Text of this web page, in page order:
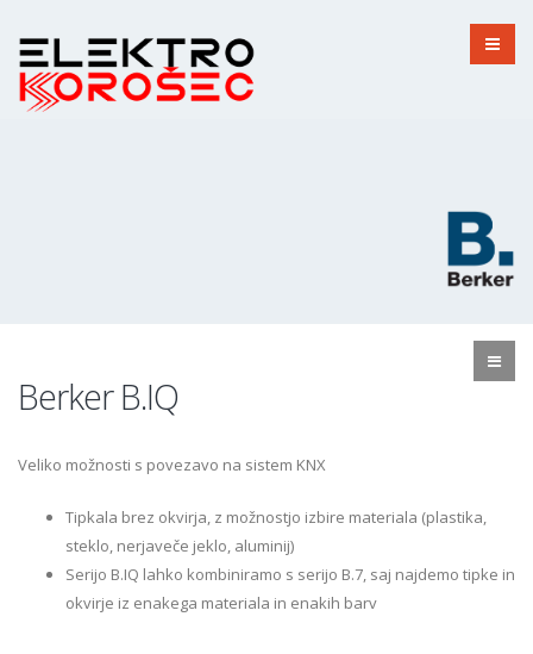
Berker B.IQ
Veliko možnosti s povezavo na sistem KNX
Tipkala brez okvirja, z možnostjo izbire materiala (plastika,
steklo, nerjaveče jeklo, aluminij)
Serijo B.IQ lahko kombiniramo s serijo B.7, saj najdemo tipke in
okvirje iz enakega materiala in enakih barv